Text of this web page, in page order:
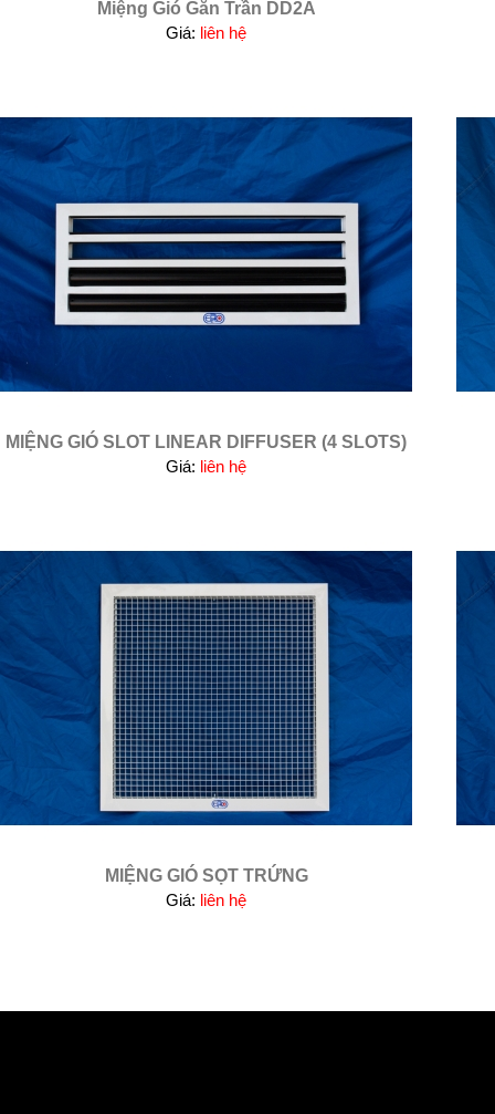
Miệng Gió Gắn Trần DD2A
Giá: liên hệ
MIỆNG GIÓ SLOT LINEAR DIFFUSER (4 SLOTS)
Giá: liên hệ
MIỆNG GIÓ SỌT TRỨNG
Giá: liên hệ